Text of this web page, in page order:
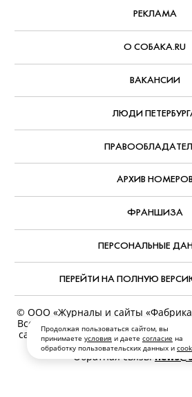
Продолжая пользоваться сайтом, вы
принимаете условия и даете согласие на
обработку пользовательских данных и
РЕКЛАМА
О СОБАКА.RU
ВАКАНСИИ
ЛЮДИ
АРХИВ
ФРАНШИЗА
ПЕРСОНАЛЬНЫЕ
ПЕРЕЙТИ НА ПОЛНУЮ ВЕРСИЮ
© ООО «Журналы и сайты «Фабрика
Все права защищены. Перепечатка
сайта возможна только с
цитировании ссылка на
Обратная связь: